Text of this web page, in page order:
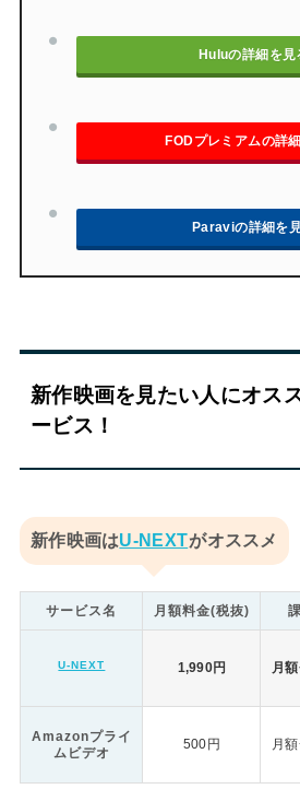
Huluの詳細を見
FODプレミアムの詳
Paraviの詳細を
新作映画を見たい人にオス
ービス！
新作映画は
サービス名 月額料金(税抜)
U-NEXT 1,990円 月
Amazonプライ
ムビデオ
500円 月